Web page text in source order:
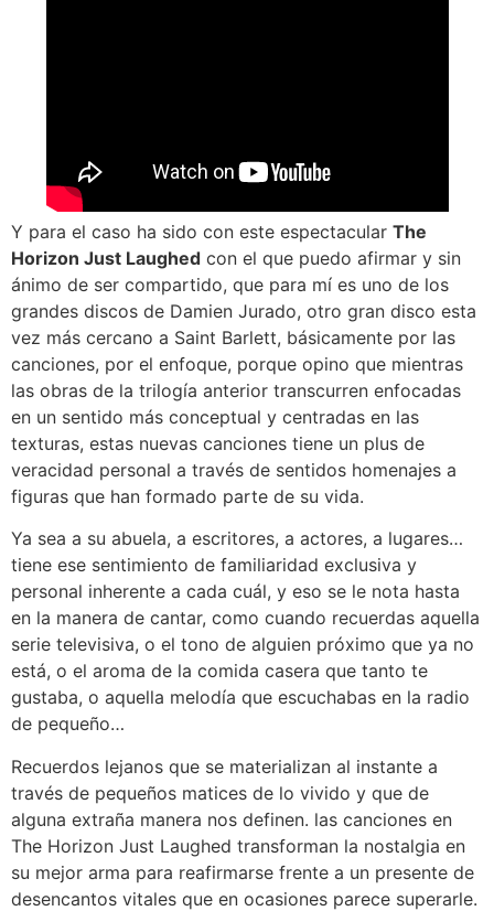
Y para el caso ha sido con este espectacular The
Horizon Just Laughed con el que puedo afirmar y sin
ánimo de ser compartido, que para mí es uno de los
grandes discos de Damien Jurado, otro gran disco esta
vez más cercano a Saint Barlett, básicamente por las
canciones, por el enfoque, porque opino que mientras
las obras de la trilogía anterior transcurren enfocadas
en un sentido más conceptual y centradas en las
texturas, estas nuevas canciones tiene un plus de
veracidad personal a través de sentidos homenajes a
figuras que han formado parte de su vida.
Ya sea a su abuela, a escritores, a actores, a lugares…
tiene ese sentimiento de familiaridad exclusiva y
personal inherente a cada cuál, y eso se le nota hasta
en la manera de cantar, como cuando recuerdas aquella
serie televisiva, o el tono de alguien próximo que ya no
está, o el aroma de la comida casera que tanto te
gustaba, o aquella melodía que escuchabas en la radio
de pequeño…
Recuerdos lejanos que se materializan al instante a
través de pequeños matices de lo vivido y que de
alguna extraña manera nos definen. las canciones en
The Horizon Just Laughed transforman la nostalgia en
su mejor arma para reafirmarse frente a un presente de
desencantos vitales que en ocasiones parece superarle.